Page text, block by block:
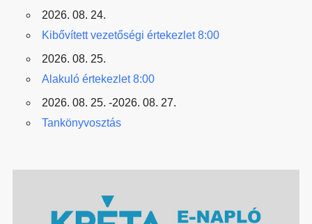
2026. 08. 24.
Kibővített vezetőségi értekezlet 8:00
2026. 08. 25.
Alakuló értekezlet 8:00
2026. 08. 25. -2026. 08. 27.
Tankönyvosztás